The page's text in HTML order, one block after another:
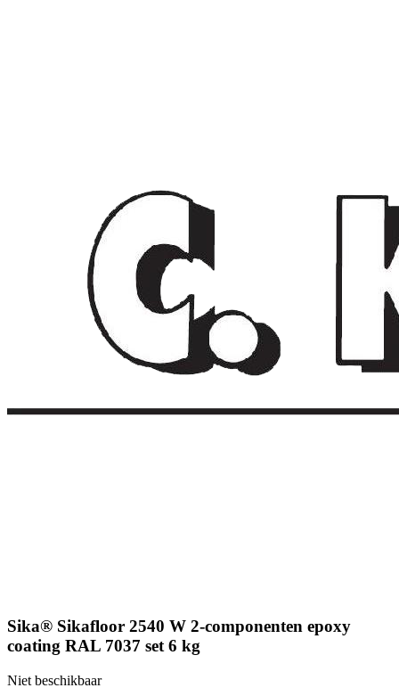
Sika® Sikafloor 2540 W 2-componenten epoxy
coating RAL 7037 set 6 kg
Niet beschikbaar